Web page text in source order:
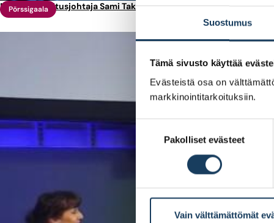
Suostumus
Tämä sivusto käyttää
Evästeistä osa on
markkinointitarkoituksiin.
Suostumuksen
Pakolliset evästeet
Vain välttämättömät
Pörssigaala
Metson toimitusjohtaja Sami Takaluoma: Metso haluaa asettaa